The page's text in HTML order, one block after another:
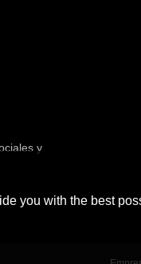
y
you with the best